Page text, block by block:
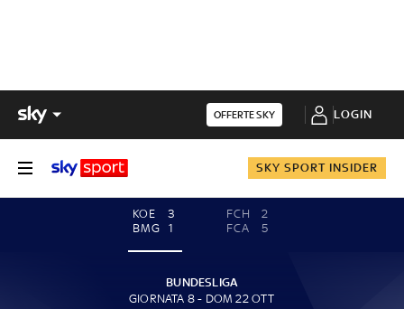
OFFERTE SKY LOGIN
SKY SPORT INSIDER
KOE
3
BMG
1
FCH
2
FCA
5
BUNDESLIGA
GIORNATA 8 - DOM 22 OTT